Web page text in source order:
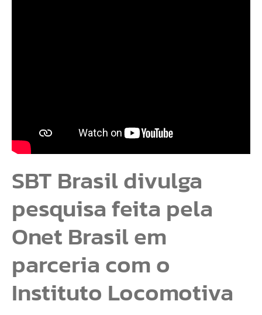
SBT Brasil divulga
pesquisa feita pela
Onet Brasil em
parceria com o
Instituto Locomotiva